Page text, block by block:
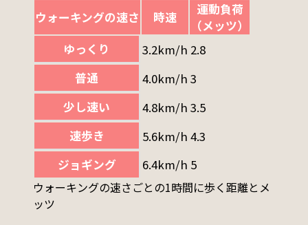
ウォーキングの速さ 時速
運動負荷
（メッツ）
ゆっくり
3.2km/h 2.8
普通
4.0km/h 3
少し速い
4.8km/h 3.5
速歩き
5.6km/h 4.3
ジョギング
6.4km/h 5
ウォーキングの速さごとの1時間に歩く距離とメ
ッツ